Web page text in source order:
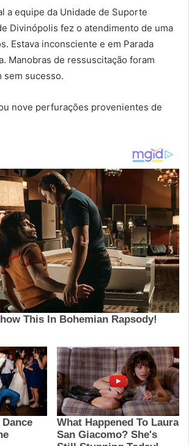
a equipe da Unidade de Suporte
Divinópolis fez o atendimento de uma
Estava inconsciente e em Parada
Manobras de ressuscitação foram
sem sucesso.
nove perfurações provenientes de